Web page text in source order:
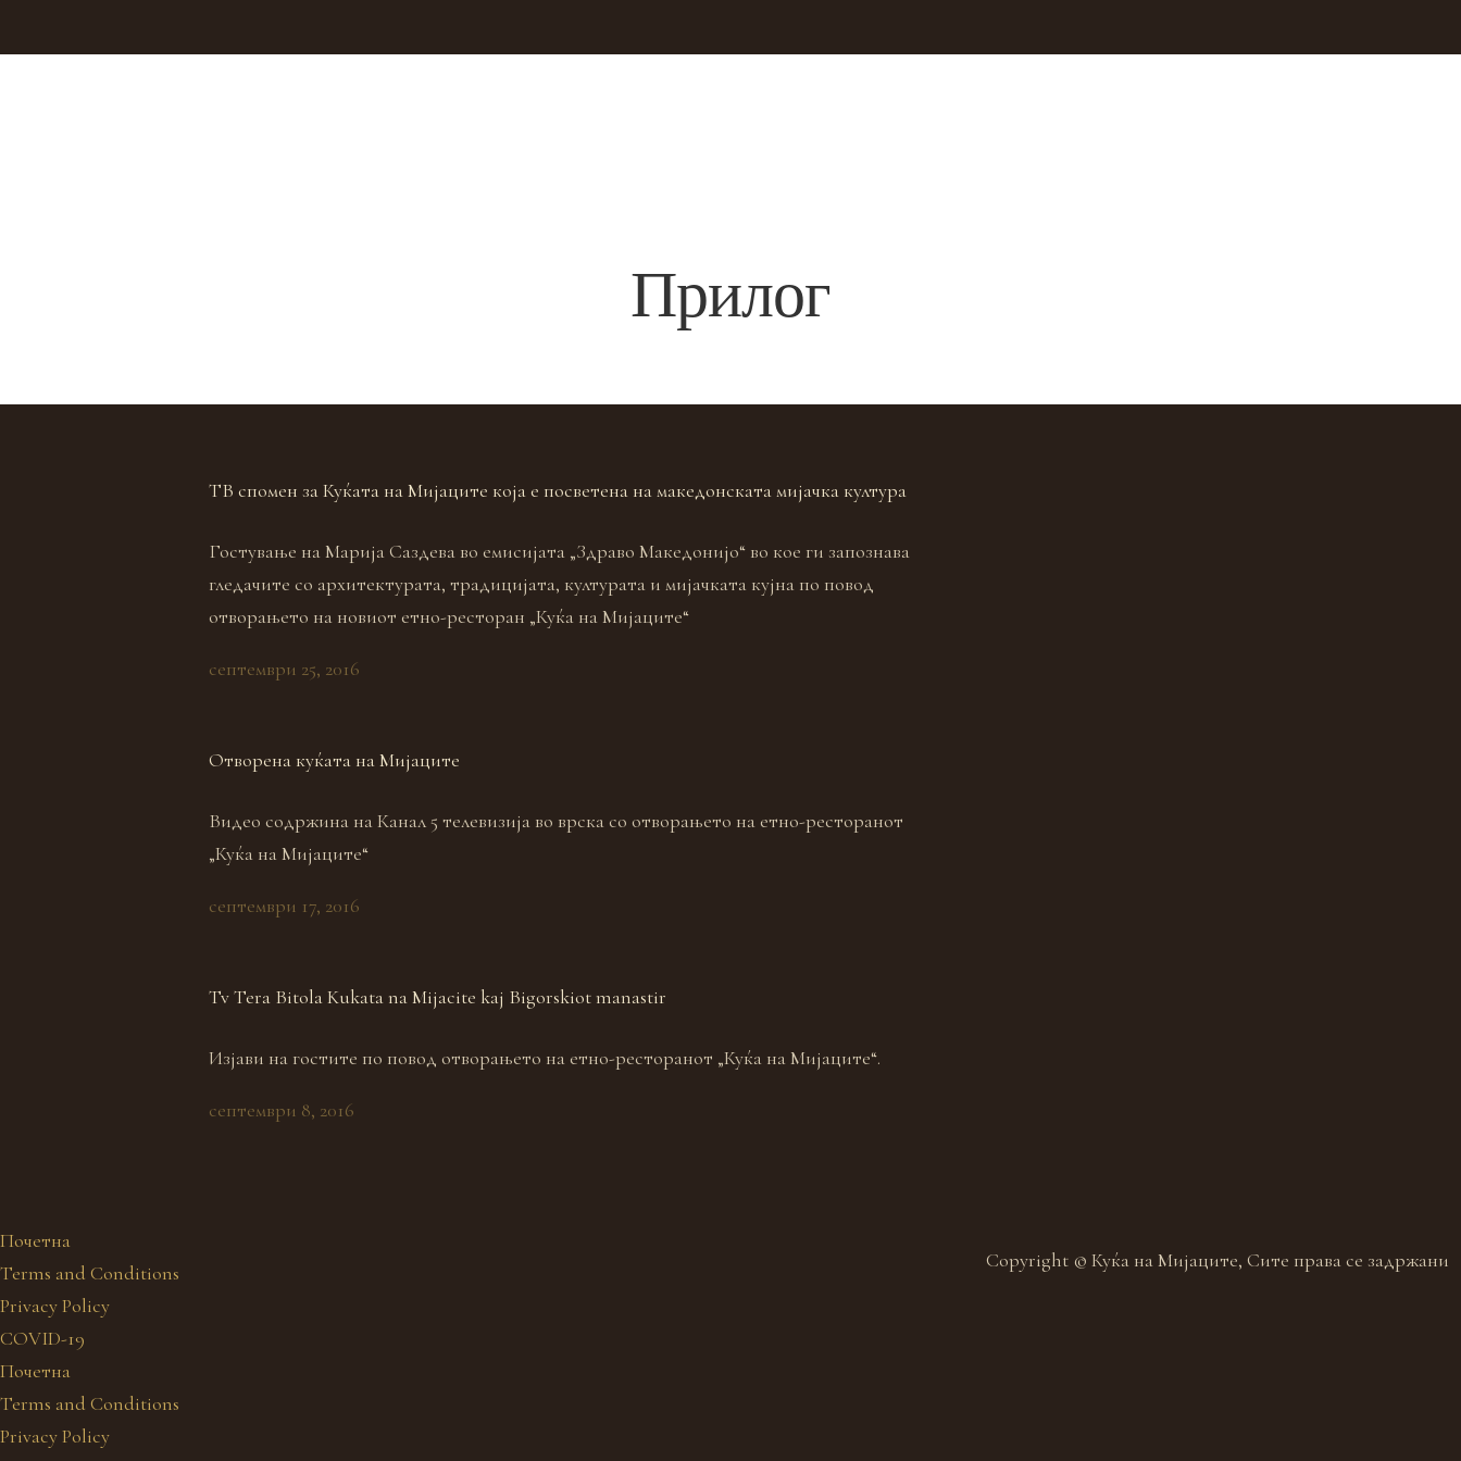
Прилог
ТВ спомен за Куќата на Мијаците која е посветена на македонската мијачка култура
Гостување на Марија Саздева во емисијата „Здраво Македонијо“ во кое ги запознава
гледачите со архитектурата, традицијата, културата и мијачката кујна по повод
отворањето на новиот етно-ресторан „Куќа на Мијаците“
септември 25, 2016
Отворена куќата на Мијаците
Видео содржина на Канал 5 телевизија во врска со отворањето на етно-ресторанот
„Куќа на Мијаците“
септември 17, 2016
Tv Tera Bitola Kukata na Mijacite kaj Bigorskiot manastir
Изјави на гостите по повод отворањето на етно-ресторанот „Куќа на Мијаците“.
септември 8, 2016
Почетна
Terms and Conditions
Privacy Policy
COVID-19
Почетна
Terms and Conditions
Privacy Policy
Copyright © Куќа на Мијаците, Сите права се задржани